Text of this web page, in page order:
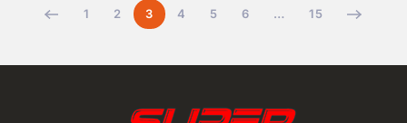
1 2 3 4 5 6 … 15